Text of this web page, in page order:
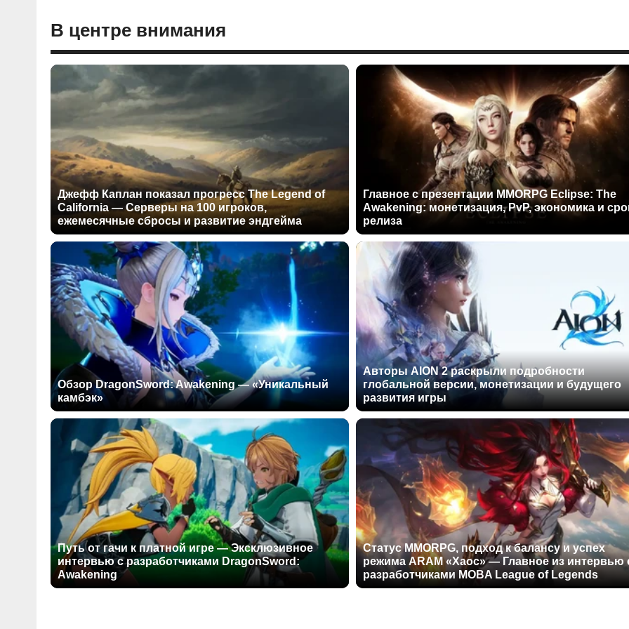
В центре внимания
Джефф Каплан показал прогресс The Legend of
California — Серверы на 100 игроков,
ежемесячные сбросы и развитие эндгейма
Главное с презентации MMORPG Eclipse: The
Awakening: монетизация, PvP, экономика и
релиза
Обзор DragonSword: Awakening — «Уникальный
камбэк»
Авторы AION 2 раскрыли подробности
глобальной версии, монетизации и будущего
развития игры
Путь от гачи к платной игре — Эксклюзивное
интервью с разработчиками DragonSword:
Awakening
Статус MMORPG, подход к балансу и успех
режима ARAM «Хаос» — Главное из интервью
разработчиками MOBA League of Legends